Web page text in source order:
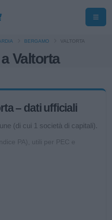
Valtorta
BERGAMO VALTORTA
– dati ufficiali
(di cui 1 società di capitali).
PA), utili per PEC e